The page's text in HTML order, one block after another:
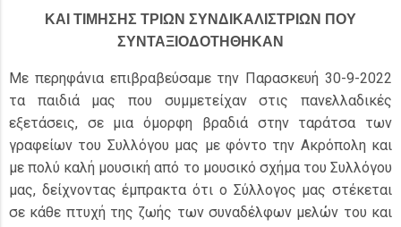
ΚΑΙ ΤΙΜΗΣΗΣ ΤΡΙΩΝ ΣΥΝΔΙΚΑΛΙΣΤΡΙΩΝ ΠΟΥ
ΣΥΝΤΑΞΙΟΔΟΤΗΘΗΚΑΝ
Με περηφάνια επιβραβεύσαμε την Παρασκευή 30-9-2022
τα παιδιά μας που συμμετείχαν στις πανελλαδικές
εξετάσεις, σε μια όμορφη βραδιά στην ταράτσα των
γραφείων του Συλλόγου μας με φόντο την Ακρόπολη και
με πολύ καλή μουσική από το μουσικό σχήμα του Συλλόγου
μας, δείχνοντας έμπρακτα ότι ο Σύλλογος μας στέκεται
σε κάθε πτυχή της ζωής των συναδέλφων μελών του και